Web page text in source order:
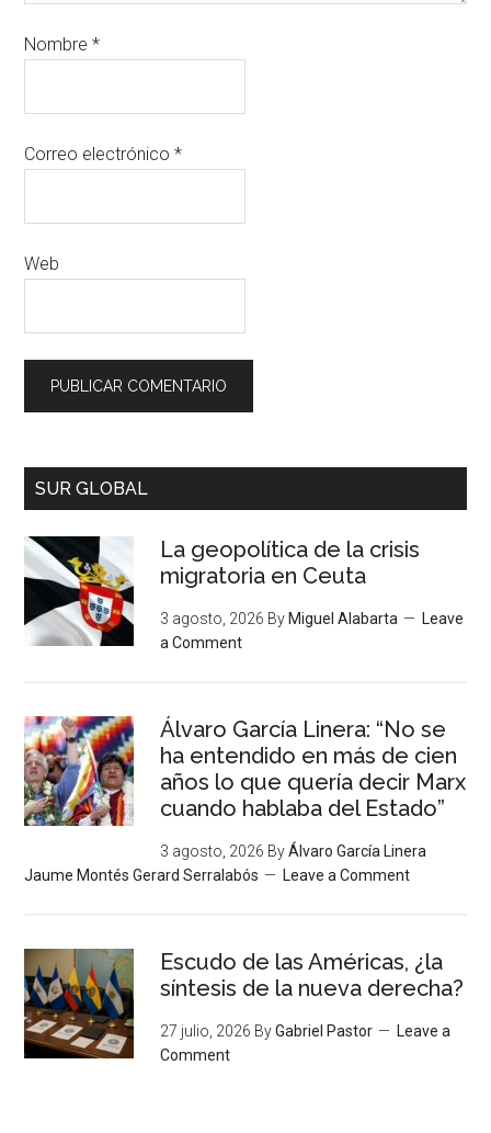
Nombre*
Correo electrónico*
Web
SUR GLOBAL
La geopolítica de la crisis
migratoria en Ceuta
3 agosto, 2026 By Miguel Alabarta
Leave
a Comment
Álvaro García Linera: “No se
ha entendido en más de cien
años lo que quería decir Marx
cuando hablaba del Estado”
3 agosto, 2026 ByÁlvaro García Linera
Jaume Montés Gerard Serralabós
Leave a Comment
Escudo de las Américas, ¿la
síntesis de la nueva derecha?
27 julio, 2026 ByGabriel Pastor
Leave a
Comment